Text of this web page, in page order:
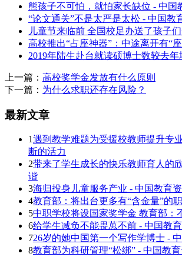
熊孩子不可怕，就怕家长缺位 - 中国
“论文通关”不是太严是太松 - 中国教
儿童节来临前 全国校足办送了孩子
高校推出“占座神器”：中途离开有“
2019年陆生赴台就读硕博士数较去年
上一篇： 高校奖学金发放有什么原则
下一篇： 为什么求职还存在风险？
最新文章
1遇到教学难题为受援校教师提升专
断的活力
2带来了学生成长的快乐教师育人的
谐
3海归投身儿童服务产业 - 中国教育
4教育部：将出台更多有“含金量”的
5中职学校将设国家奖学金 教育部：
6给学生减负不能畏葸不前 - 中国教
726岁的她中国第一个写作学博士 -
8教育部为科研管理“松绑” - 中国教育